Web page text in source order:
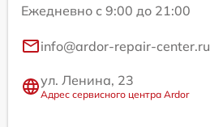
Ежедневно с 9:00 до 21:00
info@ardor-repair-center.ru
ул. Ленина, 23
Адрес сервисного центра Ardor